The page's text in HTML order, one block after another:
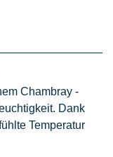
Chambray -
Dank
Temperatur